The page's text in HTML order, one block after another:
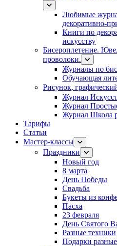
Любимые
декоративно-
Книги по
искусству
Бисероплетение.
проволоки.
Журналы по
Обучающая
Рисунок,
Журнал
Журнал
Журнал Школа
Тарифы
Статьи
Мастер-классы
Праздники
Новый год
8 марта
День Победы
Свадьба
Букеты из
Пасха
23 февраля
День Святого
Разные техники
Подарки